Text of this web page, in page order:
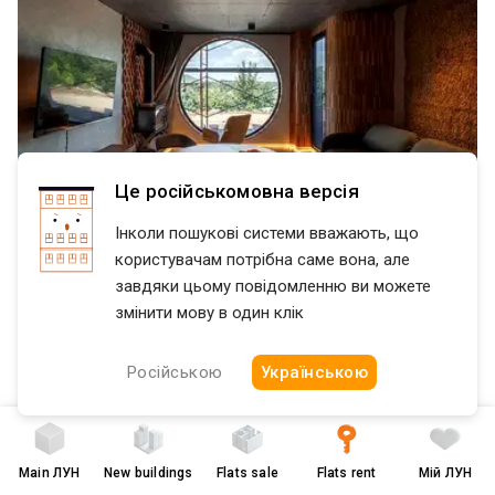
оренда нового будинку в комплексі fisherdorff
збудувано у 2026. Від центра міста 15 км, цокольний поверх
велика кімната кухня, великий зал з каміном- де можно
відпочивати на великому дивані, е санвузол, кімнатка-кладовка,
MainЛУН New buildings Flats sale Flats rent Мій ЛУН
Це російськомовна версія
Інколи пошукові системи вважають, що
користувачам потрібна саме вона, але
завдяки цьому повідомленню ви можете
змінити мову в один клік
Російською Українською